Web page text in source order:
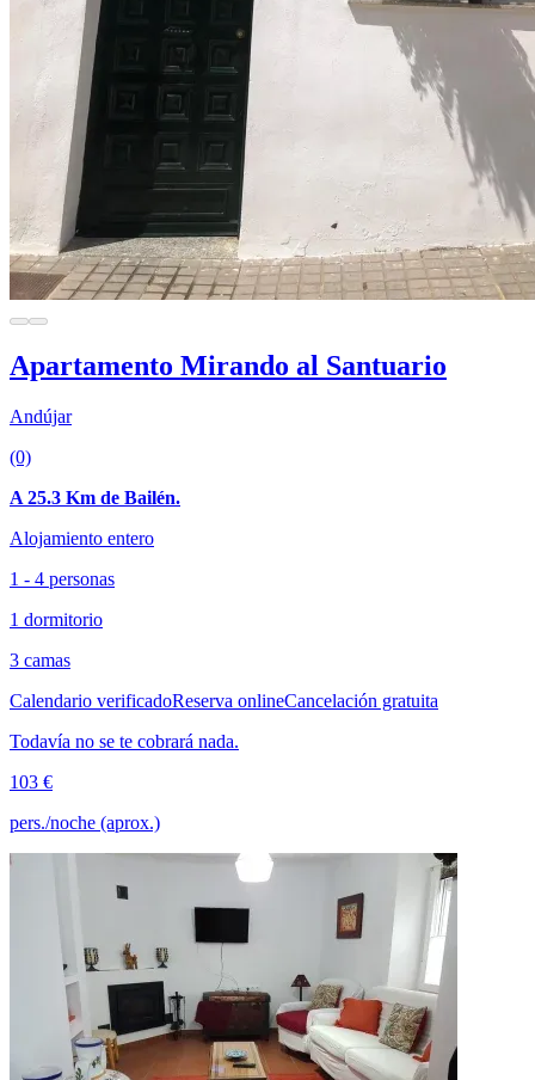
Apartamento Mirando al Santuario
Andújar
(0)
A 25.3 Km de Bailén.
Alojamiento entero
1 - 4 personas
1 dormitorio
3 camas
Calendario verificadoReserva onlineCancelación gratuita
Todavía no se te cobrará nada.
103 €
pers./noche (aprox.)